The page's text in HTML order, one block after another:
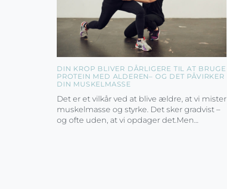
DIN KROP BLIVER DÅRLIGERE TIL AT BRUGE
PROTEIN MED ALDEREN– OG DET PÅVIRKER
DIN MUSKELMASSE
Det er et vilkår ved at blive ældre, at vi mister
muskelmasse og styrke. Det sker gradvist –
og ofte uden, at vi opdager det.Men...